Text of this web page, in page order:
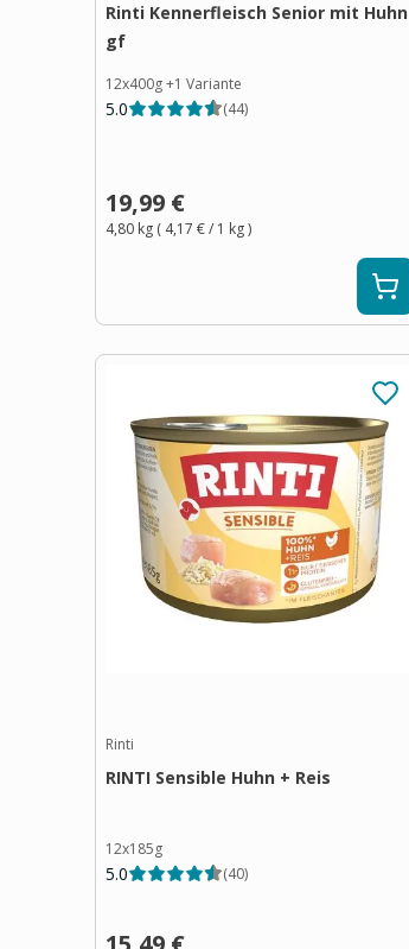
Rinti Kennerfleisch Senior mit Huhn
gf
12x400g+1 Variante
5.0 (44)
19,99 €
4,80 kg ( 4,17 €/ 1 kg)
Rinti
RINTI Sensible Huhn + Reis
12x185g
5.0 (40)